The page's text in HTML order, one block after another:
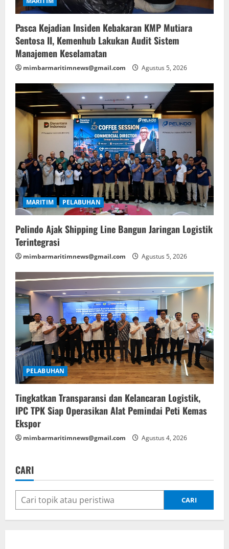
n
Pasca Kejadian Insiden Kebakaran KMP Mutiara
Sentosa II, Kemenhub Lakukan Audit Sistem
Manajemen Keselamatan
mimbarmaritimnews@gmail.com Agustus 5, 2026
MARITIM PELABUHAN
Pelindo Ajak Shipping Line Bangun Jaringan Logistik
Terintegrasi
mimbarmaritimnews@gmail.com Agustus 5, 2026
PELABUHAN
Tingkatkan Transparansi dan Kelancaran Logistik,
IPC TPK Siap Operasikan Alat Pemindai Peti Kemas
Ekspor
mimbarmaritimnews@gmail.com Agustus 4, 2026
CARI
CARI